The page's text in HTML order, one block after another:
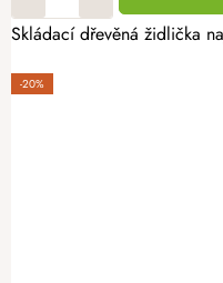
Skládací dřevěná židlička
-20%